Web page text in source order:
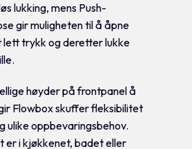
lukking, mens Push-
gir muligheten til å åpne
lett trykk og deretter lukke
høyder på frontpanel å
Flowbox skuffer fleksibilitet
ulike oppbevaringsbehov.
er i kjøkkenet, badet eller